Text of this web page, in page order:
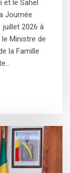
et le Sahel
Journée
2026 à
Ministre de
la Famille